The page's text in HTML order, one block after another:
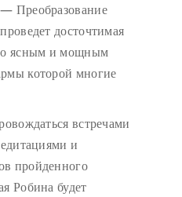
Преобразование
досточтимая
ясным и мощным
которой многие
встречами
и
пройденного
Робина будет